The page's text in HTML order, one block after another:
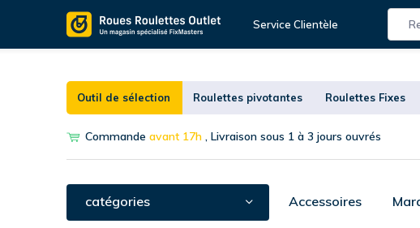
Service Clientèle
Outil de sélection Roulettes pivotantes Roulettes Fixes
Commande avant 17h , Livraison sous 1 à 3 jours ouvrés
catégories Accessoires